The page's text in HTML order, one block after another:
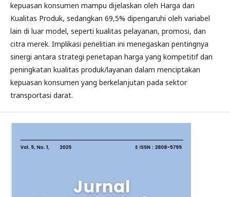
kepuasan konsumen mampu dijelaskan oleh Harga dan
Kualitas Produk, sedangkan 69,5% dipengaruhi oleh variabel
lain di luar model, seperti kualitas pelayanan, promosi, dan
citra merek. Implikasi penelitian ini menegaskan pentingnya
sinergi antara strategi penetapan harga yang kompetitif dan
peningkatan kualitas produk/layanan dalam menciptakan
kepuasan konsumen yang berkelanjutan pada sektor
transportasi darat.